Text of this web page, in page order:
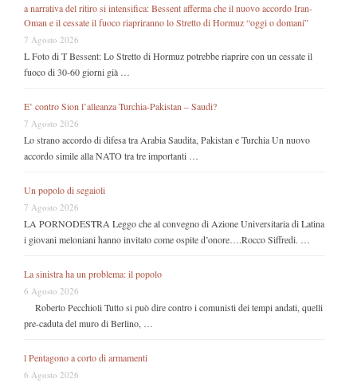
a narrativa del ritiro si intensifica: Bessent afferma che il nuovo accordo Iran-
Oman e il cessate il fuoco riapriranno lo Stretto di Hormuz “oggi o domani”
7 Agosto 2026
L Foto di T Bessent: Lo Stretto di Hormuz potrebbe riaprire con un cessate il
fuoco di 30-60 giorni già …
E’ contro Sion l’alleanza Turchia-Pakistan – Saudi?
7 Agosto 2026
Lo strano accordo di difesa tra Arabia Saudita, Pakistan e Turchia Un nuovo
accordo simile alla NATO tra tre importanti …
Un popolo di segaioli
7 Agosto 2026
LA PORNODESTRA Leggo che al convegno di Azione Universitaria di Latina
i giovani meloniani hanno invitato come ospite d’onore….Rocco Siffredi. …
La sinistra ha un problema: il popolo
6 Agosto 2026
Roberto Pecchioli Tutto si può dire contro i comunisti dei tempi andati, quelli
pre-caduta del muro di Berlino, …
l Pentagono a corto di armamenti
6 Agosto 2026